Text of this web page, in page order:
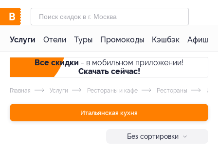
Услуги Отели Туры Промокоды Кэшбэк Афиша
Все скидки - в мобильном приложении!
Скачать сейчас!
Главная Услуги Рестораны и кафе Рестораны
Итальянская кухня
Без сортировки